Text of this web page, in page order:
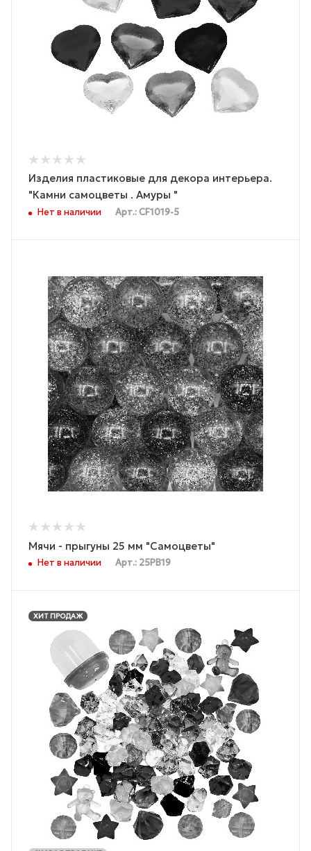
Изделия пластиковые для декора интерьера.
"Камни самоцветы . Амуры "
Нет в наличии Арт.: CF1019-5
Мячи - прыгуны 25 мм "Самоцветы"
Нет в наличии Арт.: 25PB19
ХИТ ПРОДАЖ